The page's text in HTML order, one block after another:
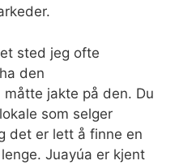
sted jeg ofte
den
måtte jakte på den. Du
som selger
det er lett å finne en
Juayúa er kjent